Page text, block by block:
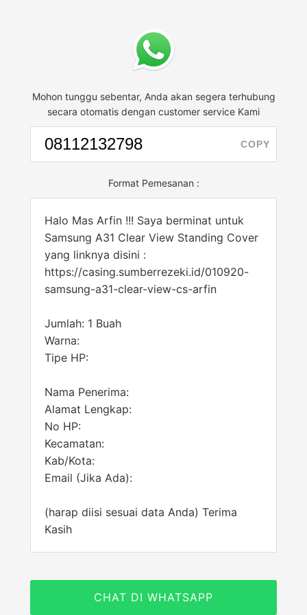
Mohon tunggu sebentar, Anda akan segera terhubung
secara otomatis dengan customer service Kami
COPY
Format Pemesanan :
Halo Mas Arfin !!! Saya berminat untuk
Samsung A31 Clear View Standing Cover
yang linknya disini :
https://casing.sumberrezeki.id/010920-
samsung-a31-clear-view-cs-arfin
Jumlah: 1 Buah
Warna:
Tipe HP:
Nama Penerima:
Alamat Lengkap:
No HP:
Kecamatan:
Kab/Kota:
Email (Jika Ada):
(harap diisi sesuai data Anda) Terima
Kasih
CHAT DI WHATSAPP